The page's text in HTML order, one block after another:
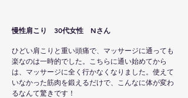
慢性肩こり 30代女性 Nさん
ひどい肩こりと重い頭痛で、マッサージに通っても
楽なのは一時的でした。こちらに通い始めてから
は、マッサージに全く行かなくなりました。使えて
いなかった筋肉を鍛えるだけで、こんなに体が変わ
るなんて驚きです！